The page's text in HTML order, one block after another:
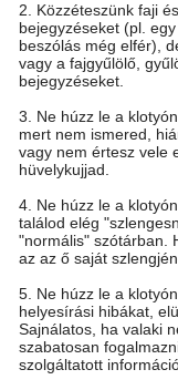
2. Közzéteszünk faji
bejegyzéseket (pl.
beszólás még elfér),
vagy a fajgyűlölő,
bejegyzéseket.
3. Ne húzz le a
mert nem ismered,
vagy nem értesz vele
hüvelykujjad.
4. Ne húzz le a
találod elég
"normális" szótárban.
az az ő saját
5. Ne húzz le a
helyesírási hibákat,
Sajnálatos, ha valaki
szabatosan
szolgáltatott